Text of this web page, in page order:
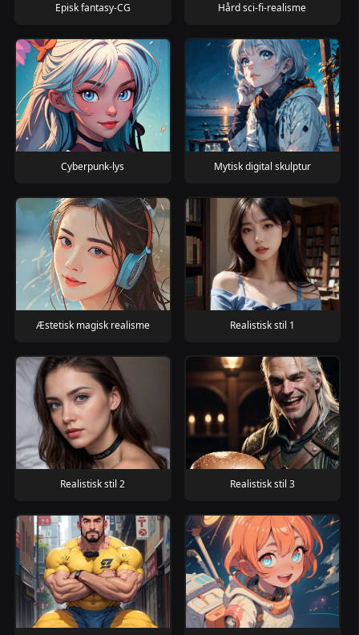
Episk fantasy-CG Hård sci-fi-realisme
Cyberpunk-lys Mytisk digital skulptur
Æstetisk magisk realisme Realistisk stil 1
Realistisk stil 2 Realistisk stil 3